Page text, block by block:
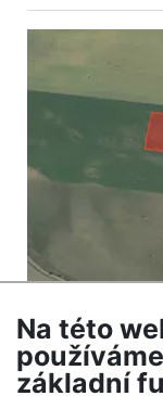
Pozemek na
Všejany
1 385 835 Kč
Na této
základní